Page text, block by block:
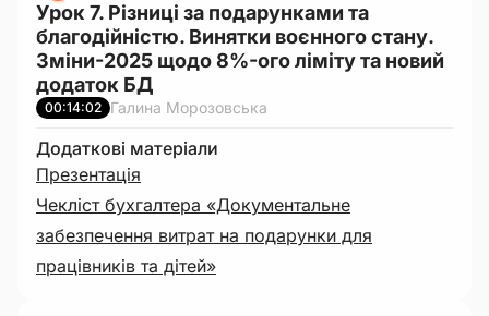
Урок 7. Різниці за подарунками та
благодійністю. Винятки воєнного стану.
Зміни-2025 щодо 8%-ого ліміту та новий
додаток БД
00:14:02 Галина Морозовська
Додаткові матеріали
Презентація
Чекліст бухгалтера «Документальне
забезпечення витрат на подарунки для
працівників та дітей»